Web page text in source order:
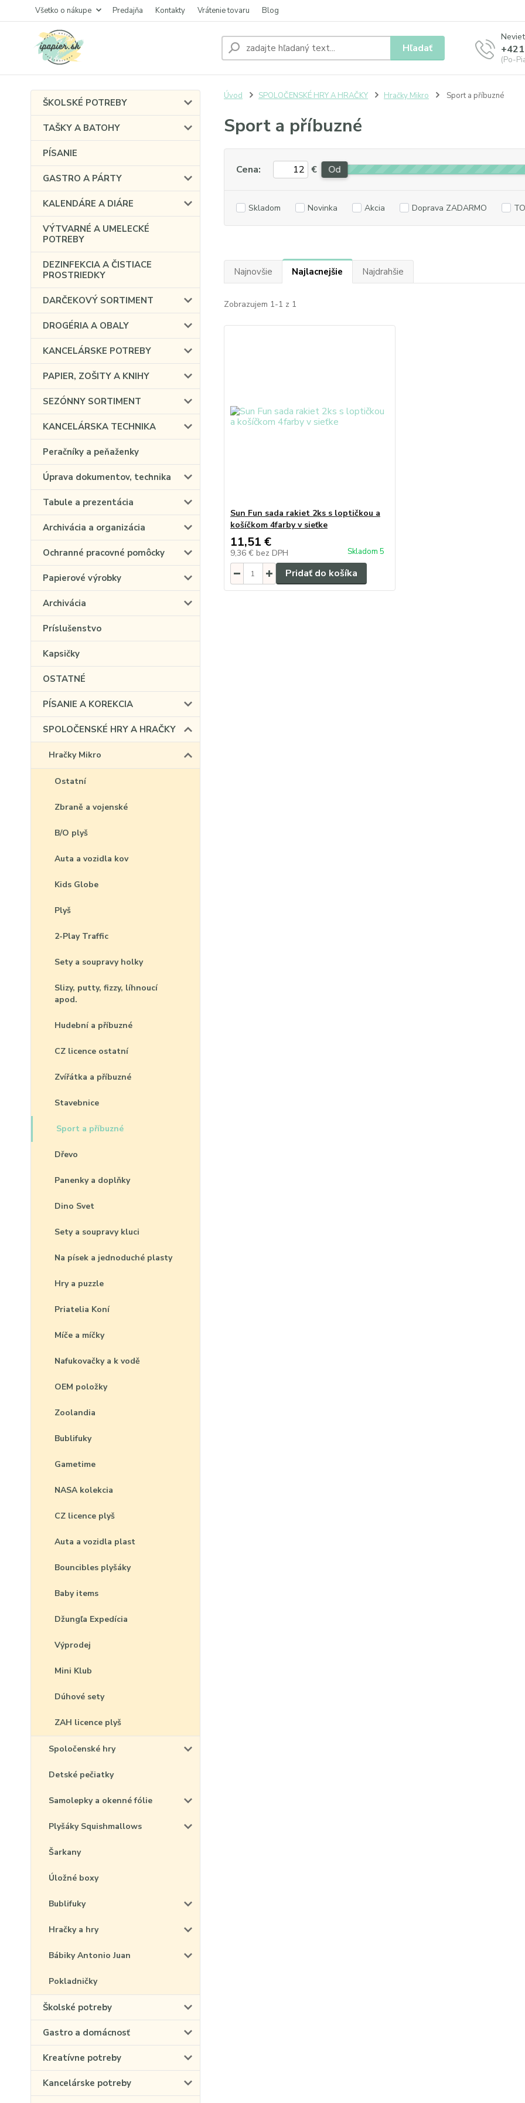
Všetko o nákupe Predajňa Kontakty Vrátenie tovaru Blog
Hľadať
(Po-
ŠKOLSKÉ POTREBY
TAŠKY A BATOHY
PÍSANIE
GASTRO A PÁRTY
KALENDÁRE A DIÁRE
VÝTVARNÉ A UMELECKÉ
POTREBY
DEZINFEKCIA A ČISTIACE
PROSTRIEDKY
DARČEKOVÝ SORTIMENT
DROGÉRIA A OBALY
KANCELÁRSKE POTREBY
PAPIER, ZOŠITY A KNIHY
SEZÓNNY SORTIMENT
KANCELÁRSKA TECHNIKA
Peračníky a peňaženky
Úprava dokumentov, technika
Tabule a prezentácia
Archivácia a organizácia
Ochranné pracovné pomôcky
Papierové výrobky
Archivácia
Príslušenstvo
Kapsičky
OSTATNÉ
PÍSANIE A KOREKCIA
SPOLOČENSKÉ HRY A HRAČKY
Hračky Mikro
Ostatní
Zbraně a vojenské
B/O plyš
Auta a vozidla kov
Kids Globe
Plyš
2-Play Traffic
Sety a soupravy holky
Slizy, putty, fizzy, líhnoucí
apod.
Hudební a příbuzné
CZ licence ostatní
Zvířátka a příbuzné
Stavebnice
Sport a příbuzné
Dřevo
Panenky a doplňky
Dino Svet
Sety a soupravy kluci
Na písek a jednoduché plasty
Hry a puzzle
Priatelia Koní
Míče a míčky
Nafukovačky a k vodě
OEM položky
Zoolandia
Bublifuky
Gametime
NASA kolekcia
CZ licence plyš
Auta a vozidla plast
Bouncibles plyšáky
Baby items
Džungľa Expedícia
Výprodej
Mini Klub
Dúhové sety
ZAH licence plyš
Spoločenské hry
Detské pečiatky
Samolepky a okenné fólie
Plyšáky Squishmallows
Šarkany
Úložné boxy
Bublifuky
Hračky a hry
Bábiky Antonio Juan
Pokladničky
Školské potreby
Gastro a domácnosť
Kreatívne potreby
Kancelárske potreby
Úvod SPOLOČENSKÉ HRY A HRAČKY Hračky Mikro Sport a příbuzné
Sport a příbuzné
Cena: € Od
Skladom Novinka Akcia Doprava ZADARMO
Najnovšie Najlacnejšie Najdrahšie
Zobrazujem 1-1 z 1
Sun Fun sada rakiet 2ks s loptičkou a
košíčkom 4farby v sieťke
11,51 €
9,36 € bez DPH Skladom 5
Pridať do košíka